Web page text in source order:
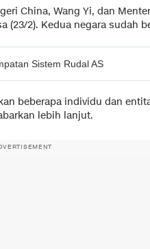
China, Wang Yi, dan
(23/2). Kedua negara sudah
Sistem Rudal AS
beberapa individu dan
lebih lanjut.